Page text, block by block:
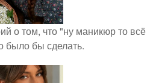
о том, что "ну маникюр то всё
было бы сделать.